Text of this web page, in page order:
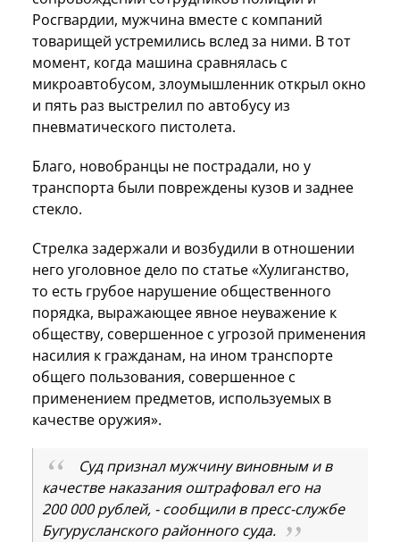
Росгвардии, мужчина вместе с компаний
товарищей устремились вслед за ними. В тот
момент, когда машина сравнялась с
микроавтобусом, злоумышленник открыл окно
и пять раз выстрелил по автобусу из
пневматического пистолета.
Благо, новобранцы не пострадали, но у
транспорта были повреждены кузов и заднее
стекло.
Стрелка задержали и возбудили в отношении
него уголовное дело по статье «Хулиганство,
то есть грубое нарушение общественного
порядка, выражающее явное неуважение к
обществу, совершенное с угрозой применения
насилия к гражданам, на ином транспорте
общего пользования, совершенное с
применением предметов, используемых в
качестве оружия».
Суд признал мужчину виновным и в
качестве наказания оштрафовал его на
200 000 рублей, - сообщили в пресс-службе
Бугурусланского районного суда.